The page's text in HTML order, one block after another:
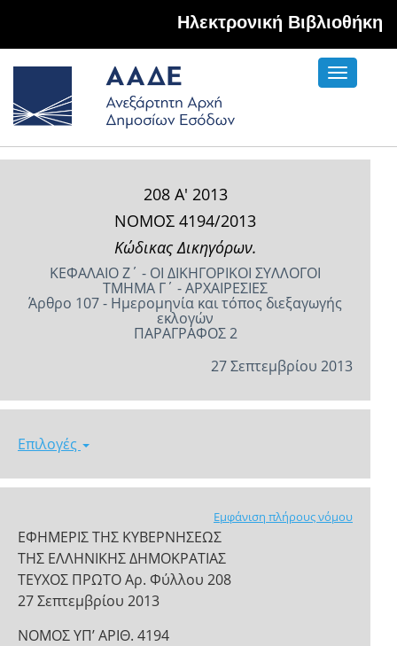
Hλεκτρονική Βιβλιοθήκη
Toggle
208 Α' 2013
ΝΟΜΟΣ 4194/2013
Κώδικας Δικηγόρων.
ΚΕΦΑΛΑΙΟ Ζ΄ - ΟΙ ΔΙΚΗΓΟΡΙΚΟΙ ΣΥΛΛΟΓΟΙ
ΤΜΗΜΑ Γ΄ - ΑΡΧΑΙΡΕΣΙΕΣ
Άρθρο 107 - Ημερομηνία και τόπος διεξαγωγής
εκλογών
ΠΑΡΑΓΡΑΦΟΣ 2
27 Σεπτεμβρίου 2013
Επιλογές
Εμφάνιση πλήρους νόμου
ΕΦΗΜΕΡΙΣ ΤΗΣ ΚΥΒΕΡΝΗΣΕΩΣ
ΤΗΣ ΕΛΛΗΝΙΚΗΣ ΔΗΜΟΚΡΑΤΙΑΣ
ΤΕΥΧΟΣ ΠΡΩΤΟ Αρ. Φύλλου 208
27 Σεπτεμβρίου 2013
ΝΟΜΟΣ ΥΠ’ ΑΡΙΘ. 4194